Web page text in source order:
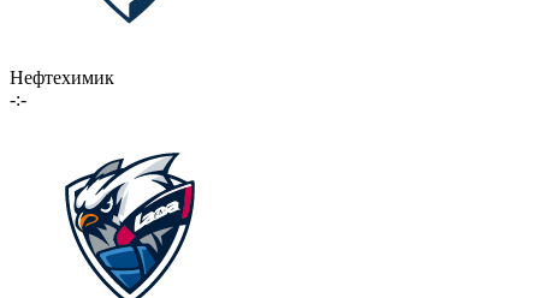
Нефтехимик
-:-